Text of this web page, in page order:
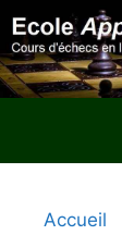
Aller
au
contenu
Accueil